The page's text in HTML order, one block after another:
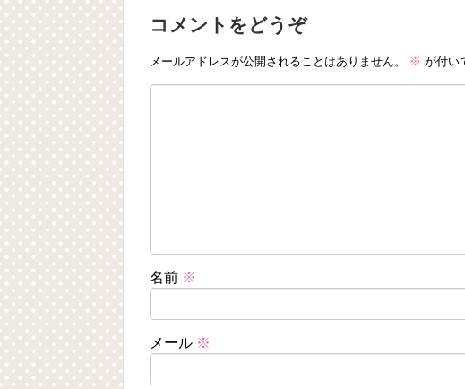
コメントをどうぞ
メールアドレスが公開されることはありません。 ※ が付い
名前 ※
メール ※